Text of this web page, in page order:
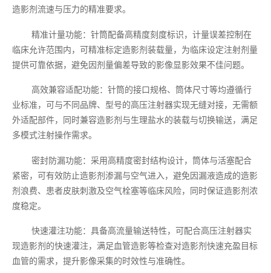
造影剂流速与压力的精准要求。
精准计量功能：针筒配备高精度刻度标识，计量误差控制在
临床允许范围内，可精准标定造影剂装载量，为临床设定注射剂量
提供可靠依据，避免因剂量偏差导致的影像显影效果不佳问题。
高效兼容适配功能：针筒的接口规格、筒体尺寸等均遵循行
业标准，可与不同品牌、型号的高压注射器实现无缝对接，无需额
外适配部件，同时兼容造影剂与生理盐水的装载与切换输送，满足
多模式注射操作需求。
密封防漏功能：采用高精度密封结构设计，筒体与活塞配合
紧密，可有效防止造影剂渗漏与空气进入，避免因漏液造成的造影
剂浪费、患者皮肤刺激及空气栓塞等临床风险，同时保证造影剂浓
度稳定。
快速灌注功能：具备高流量输送特性，可配合高压注射器实
现造影剂的快速灌注，满足血管造影等检查对造影剂快速充盈目标
血管的需求，提升影像采集的时效性与准确性。